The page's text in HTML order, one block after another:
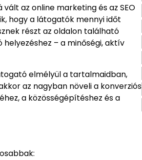
az online marketing és az SEO
hogy a látogatók mennyi időt
részt az oldalon található
– a minőségi, aktív
elmélyül a tartalmaidban,
az nagyban növeli a konverziós
a közösségépítéshez és a